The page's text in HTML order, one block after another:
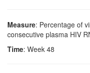
Measure: Percentage of
consecutive plasma HIV
Time: Week 48